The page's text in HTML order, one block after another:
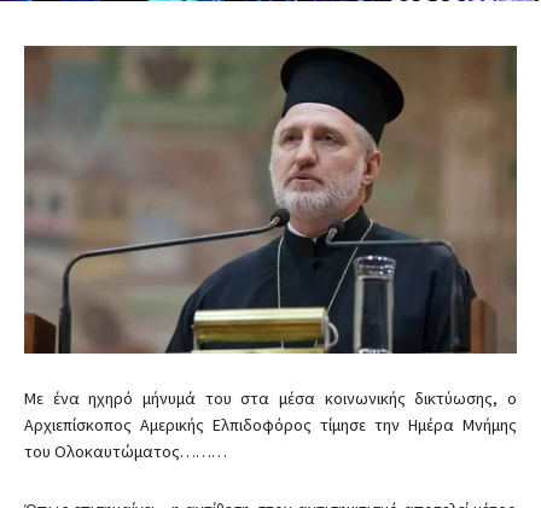
Με ένα ηχηρό μήνυμά του στα μέσα κοινωνικής δικτύωσης, ο
Αρχιεπίσκοπος Αμερικής Ελπιδοφόρος τίμησε την Ημέρα Μνήμης
του Ολοκαυτώματος………